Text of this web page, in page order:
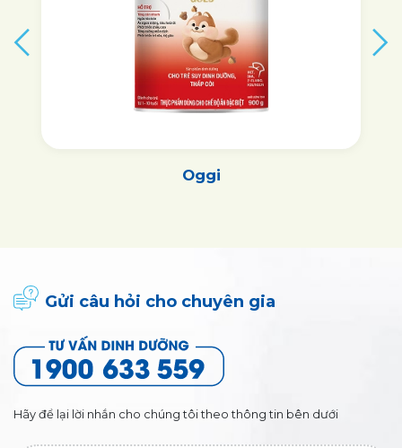
Oggi
Gửi câu hỏi cho chuyên gia
Hãy để lại lời nhắn cho chúng tôi theo thông tin bên dưới